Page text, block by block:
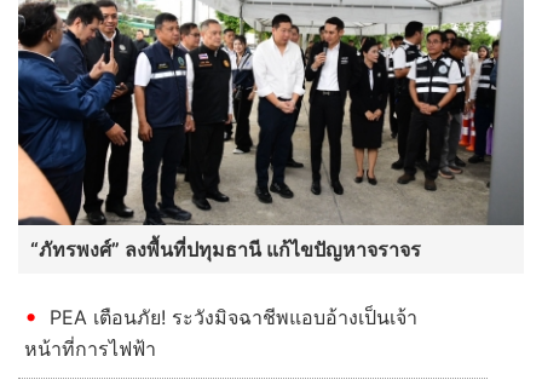
“ภัทรพงศ์” ลงพื้นที่ปทุมธานี แก้ไขปัญหาจราจร
PEA เตือนภัย! ระวังมิจฉาชีพแอบอ้างเป็นเจ้า
หน้าที่การไฟฟ้า